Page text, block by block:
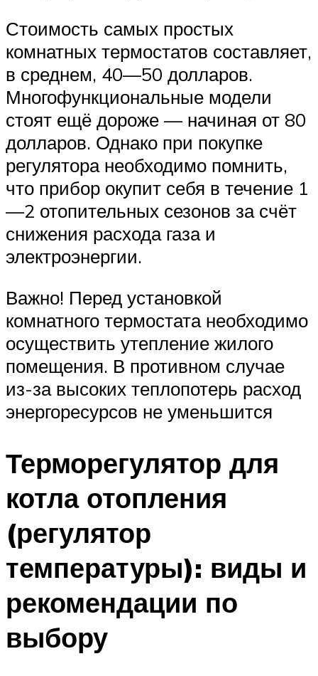
Стоимость самых простых
комнатных термостатов составляет,
в среднем, 40—50 долларов.
Многофункциональные модели
стоят ещё дороже — начиная от 80
долларов. Однако при покупке
регулятора необходимо помнить,
что прибор окупит себя в течение 1
—2 отопительных сезонов за счёт
снижения расхода газа и
электроэнергии.
Важно! Перед установкой
комнатного термостата необходимо
осуществить утепление жилого
помещения. В противном случае
из-за высоких теплопотерь расход
энергоресурсов не уменьшится
Терморегулятор для
котла отопления
(регулятор
температуры): виды и
рекомендации по
выбору